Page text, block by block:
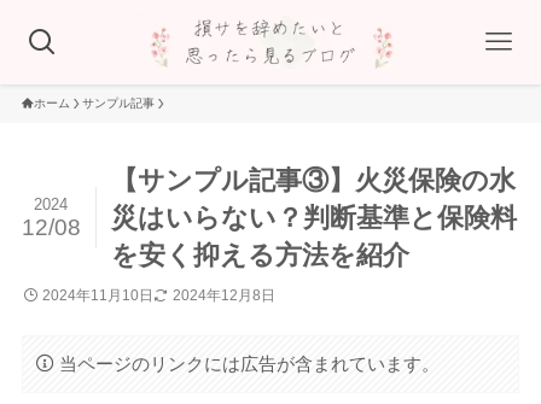
ホーム サンプル記事
【サンプル記事③】火災保険の水
災はいらない？判断基準と保険料
を安く抑える方法を紹介
2024
12/08
2024年11月10日 2024年12月8日
当ページのリンクには広告が含まれています。